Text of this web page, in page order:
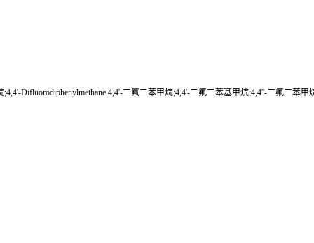
Difluorodiphenylmethane 4,4'-二氟二苯甲烷;4,4'-二氟二苯基甲烷;4,4''-二氟二苯甲